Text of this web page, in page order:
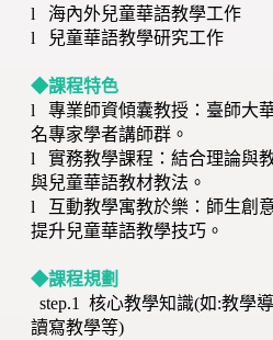
l 海內外兒童華語教學工作
l 兒童華語教學研究工作
◆課程特色
l 專業師資傾囊教授：臺師大
名專家學者講師群。
l 實務教學課程：結合理論與
與兒童華語教材教法。
l 互動教學寓教於樂：師生創
提升兒童華語教學技巧。
◆課程規劃
step.1 核心教學知識(如:教學
讀寫教學等)